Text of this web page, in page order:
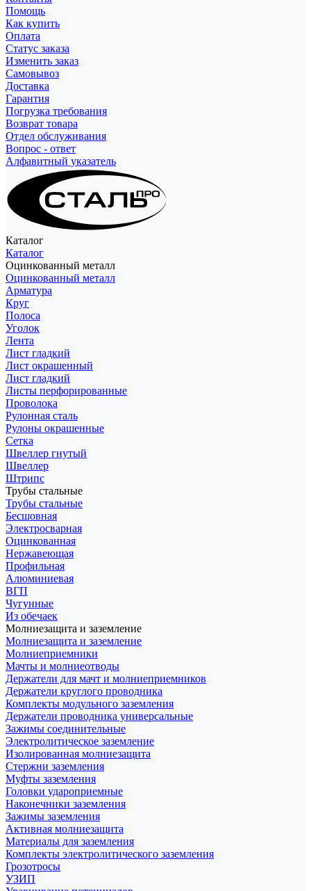
Помощь
Как купить
Оплата
Статус заказа
Изменить заказ
Самовывоз
Доставка
Гарантия
Погрузка требования
Возврат товара
Отдел обслуживания
Вопрос - ответ
Алфавитный указатель
Каталог
Каталог
Оцинкованный металл
Оцинкованный металл
Арматура
Круг
Полоса
Уголок
Лента
Лист гладкий
Лист окрашенный
Лист гладкий
Листы перфорированные
Проволока
Рулонная сталь
Рулоны окрашенные
Сетка
Швеллер гнутый
Швеллер
Штрипс
Трубы стальные
Трубы стальные
Бесшовная
Электросварная
Оцинкованная
Нержавеющая
Профильная
Алюминиевая
ВГП
Чугунные
Из обечаек
Молниезащита и заземление
Молниезащита и заземление
Молниеприемники
Мачты и молниеотводы
Держатели для мачт и молниеприемников
Держатели круглого проводника
Комплекты модульного заземления
Держатели проводника универсальные
Зажимы соединительные
Электролитическое заземление
Изолированная молниезащита
Стержни заземления
Муфты заземления
Головки удароприемные
Наконечники заземления
Зажимы заземления
Активная молниезащита
Материалы для заземления
Комплекты электролитического заземления
Грозотросы
УЗИП